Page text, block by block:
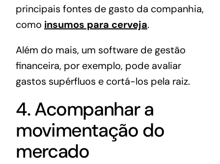
principais fontes de gasto da companhia,
como insumos para cerveja.
Além do mais, um software de gestão
financeira, por exemplo, pode avaliar
gastos supérfluos e cortá-los pela raiz.
4. Acompanhar a
movimentação do
mercado